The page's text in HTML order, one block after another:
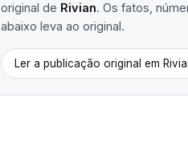
original de Rivian. Os fatos,
abaixo leva ao original.
Ler a publicação original em